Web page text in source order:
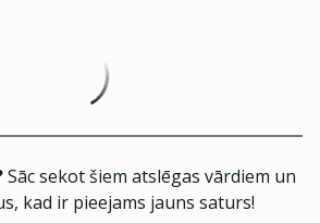
Sāc sekot šiem atslēgas vārdiem un
kad ir pieejams jauns saturs!